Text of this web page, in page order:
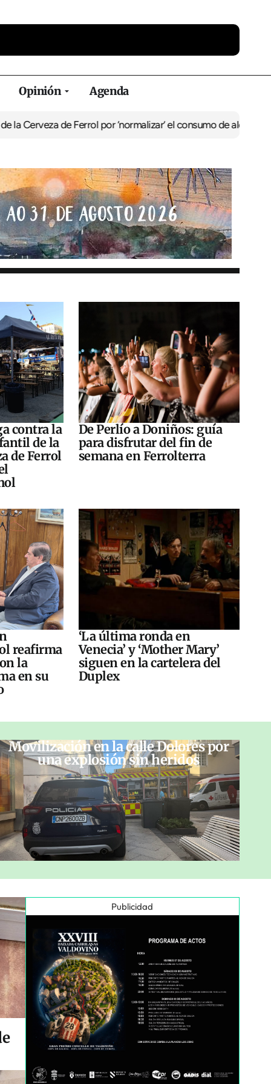
Opinión Agenda
Ferrol por ‘normalizar’ el consumo de alcoholDe Perlío a
contra la
de la
de Ferrol
De Perlío a Doniños: guía
para disfrutar del fin de
semana en Ferrolterra
reafirma
la
en su
‘La última ronda en
Venecia’ y ‘Mother Mary’
siguen en la cartelera del
Duplex
Movilización en la calle Dolores por
una explosión sin heridos
Publicidad